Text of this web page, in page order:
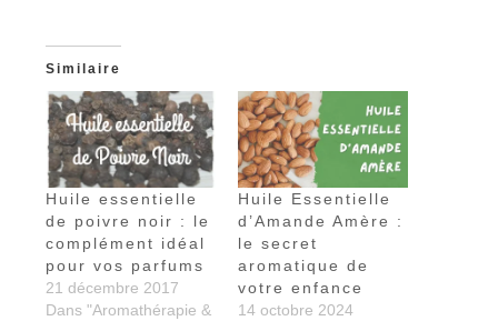
Similaire
Huile essentielle
de poivre noir : le
complément idéal
pour vos parfums
21 décembre 2017
Dans "Aromathérapie &
Huile Essentielle
d’Amande Amère :
le secret
aromatique de
votre enfance
14 octobre 2024